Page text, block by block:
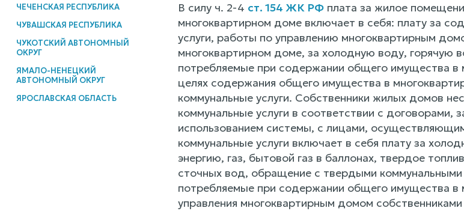
ЧЕЧЕНСКАЯ РЕСПУБЛИКА
ЧУВАШСКАЯ РЕСПУБЛИКА
ЧУКОТСКИЙ АВТОНОМНЫЙ
ОКРУГ
ЯМАЛО-НЕНЕЦКИЙ
АВТОНОМНЫЙ ОКРУГ
ЯРОСЛАВСКАЯ ОБЛАСТЬ
В силу ч. 2-4 ст. 154 ЖК РФплата за жилое
многоквартирном доме включает в себя: плату за
услуги, работы по управлению многоквартирным
многоквартирном доме, за холодную воду, горячую
потребляемые при содержании общего имущества в
целях содержания общего имущества в
коммунальные услуги. Собственники жилых домов
коммунальные услуги в соответствии с
использованием системы, с лицами,
коммунальные услуги включает в себя плату за
энергию, газ, бытовой газ в баллонах, твердое
сточных вод, обращение с твердыми коммунальными
потребляемые при содержании общего имущества в
управления многоквартирным домом